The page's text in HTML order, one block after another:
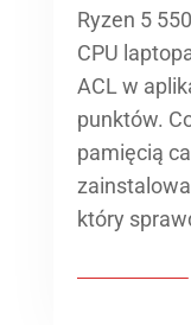
Ryzen 5
CPU
ACL w
punktów.
pamięcią
który